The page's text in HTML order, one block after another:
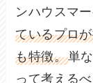
ンハウスマ
ているプロ
も特徴。単
って考える